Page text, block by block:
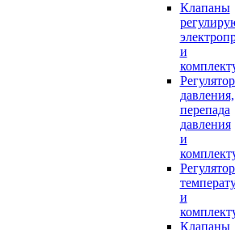
Клапаны
и
давления,
перепада
давления
и
и
Клапаны